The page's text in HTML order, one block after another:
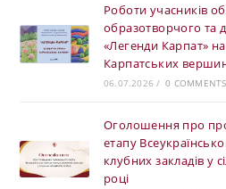
Роботи учасників
образотворчого та
«Легенди Карпат»
Карпатських
06.07.2026 / 0 COMMENTS
Оголошення про
етапу
клубних закладів у
році